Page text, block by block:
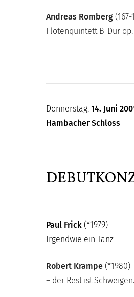
Andreas Romberg (167-
Flötenquintett B-Dur op.
Donnerstag, 14. Juni
Hambacher Schloss
Paul Frick (*1979)
Irgendwie ein Tanz
Robert Krampe (*1980)
– der Rest ist